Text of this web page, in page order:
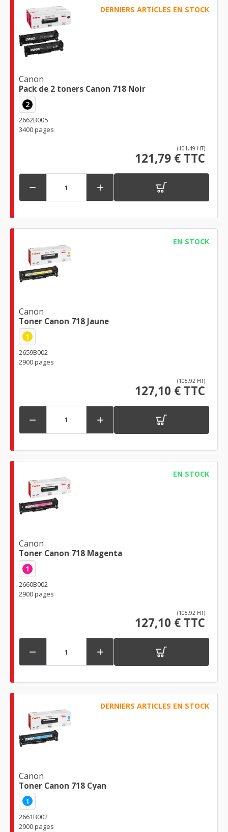
DERNIERS ARTICLES EN STOCK
Canon
Pack de 2 toners Canon 718 Noir
2
2662B005
3400 pages
(101,49 HT)
121,79 € TTC
 
EN STOCK
Canon
Toner Canon 718 Jaune
1
2659B002
2900 pages
(105,92 HT)
127,10 € TTC
 
EN STOCK
Canon
Toner Canon 718 Magenta
1
2660B002
2900 pages
(105,92 HT)
127,10 € TTC
 
DERNIERS ARTICLES EN STOCK
Canon
Toner Canon 718 Cyan
1
2661B002
2900 pages